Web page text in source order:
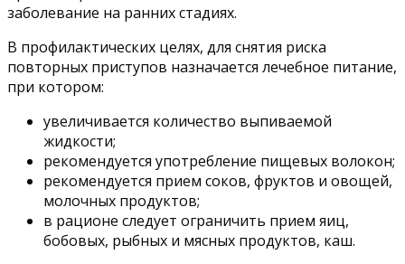
заболевание на ранних стадиях.
В профилактических целях, для снятия риска
повторных приступов назначается лечебное питание,
при котором:
увеличивается количество выпиваемой
жидкости;
рекомендуется употребление пищевых волокон;
рекомендуется прием соков, фруктов и овощей,
молочных продуктов;
в рационе следует ограничить прием яиц,
бобовых, рыбных и мясных продуктов, каш.